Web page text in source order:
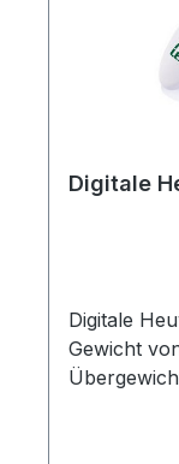
Digitale
Digitale
Gewicht